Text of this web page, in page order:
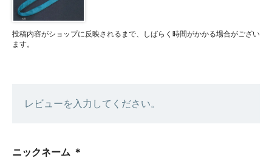
投稿内容がショップに反映されるまで、しばらく時間がかかる場合がござい
ます。
レビューを入力してください。
ニックネーム ＊